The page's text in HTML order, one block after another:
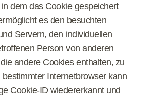
dem das Cookie gespeichert
es den besuchten
Servern, den individuellen
Person von anderen
andere Cookies enthalten, zu
Internetbrowser kann
Cookie-ID wiedererkannt und